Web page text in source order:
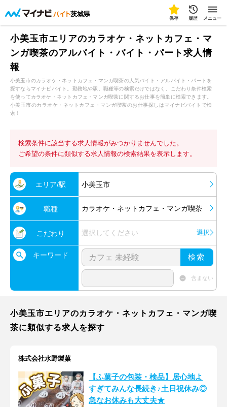
茨城県
保存 履歴 メニュー
小美玉市エリアのカラオケ・ネットカフェ・マ
ンガ喫茶のアルバイト・バイト・パート求人情
報
小美玉市のカラオケ・ネットカフェ・マンガ喫茶の人気バイト・アルバイト・パートを
探すならマイナビバイト。勤務地や駅、職種等の検索だけではなく、こだわり条件検索
を使ってカラオケ・ネットカフェ・マンガ喫茶に関するお仕事を簡単に検索できます。
小美玉市のカラオケ・ネットカフェ・マンガ喫茶のお仕事探しはマイナビバイトで検
索！
検索条件に該当する求人情報がみつかりませんでした。
ご希望の条件に類似する求人情報の検索結果を表示します。
エリア/駅 小美玉市
職種 カラオケ・ネットカフェ・マンガ喫茶
こだわり 選択してください 選択
キーワード 検索
含まない
小美玉市エリアのカラオケ・ネットカフェ・マンガ喫
茶に類似する求人を探す
株式会社水野製菓
【ふ菓子の包装・検品】居心地よ
すぎてみんな長続き♪土日祝休み◎
急なお休みも大丈夫★